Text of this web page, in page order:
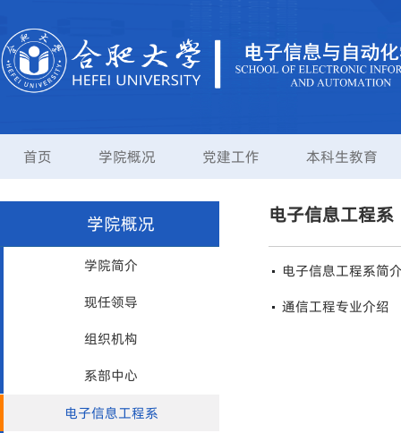
首页 学院概况 党建工作 本科生教育
学院概况
学院简介
现任领导
组织机构
系部中心
电子信息工程系
电子信息工程系
电子信息工程系简
通信工程专业介绍